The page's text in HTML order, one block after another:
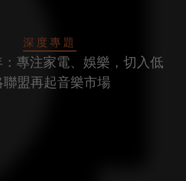
深度專題
專注家電、娛樂，切入低
盟再起音樂市場